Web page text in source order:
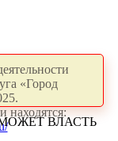
«Город
находятся:
ВЛАСТЬ